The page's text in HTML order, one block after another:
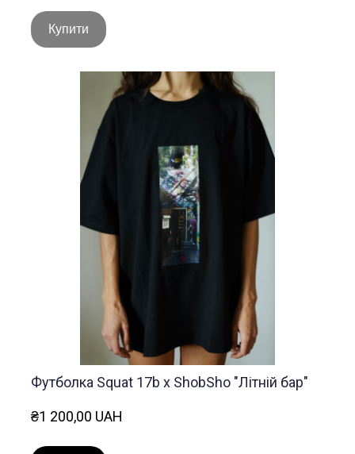
Купити
Футболка Squat 17b x ShobSho "Літній бар"
₴1 200,00 UAH